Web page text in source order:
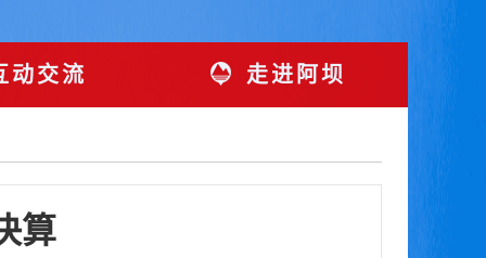
交流 走进阿坝
算